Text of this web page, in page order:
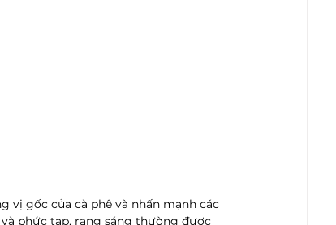
vị gốc của cà phê và nhấn mạnh các
phức tạp, rang sáng thường được